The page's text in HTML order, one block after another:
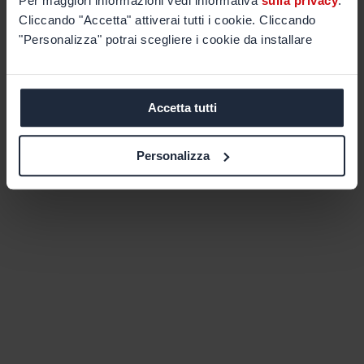
Cliccando "Accetta" attiverai tutti i cookie. Cliccando
"Personalizza" potrai scegliere i cookie da installare
Accetta tutti
Personalizza